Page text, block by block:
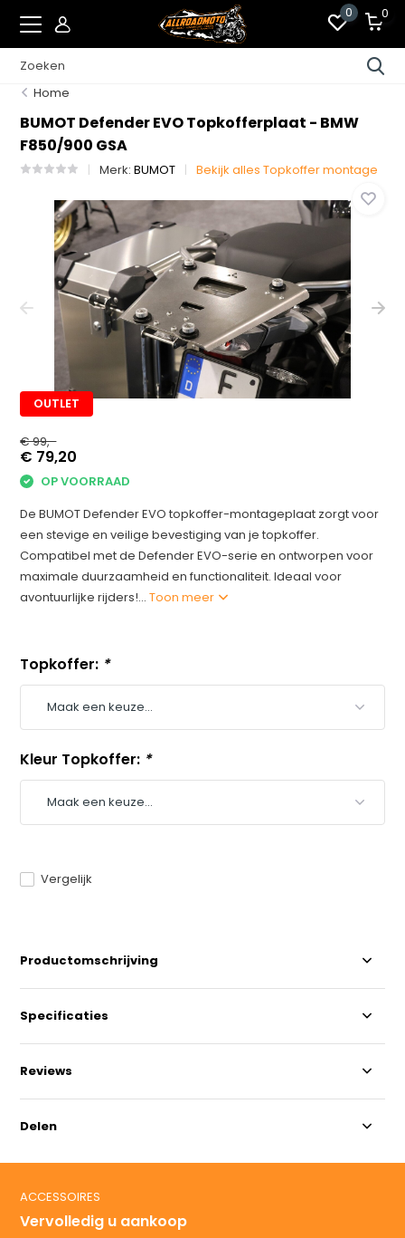
0 0
Home
BUMOT Defender EVO Topkofferplaat - BMW
F850/900 GSA
Merk:BUMOT Bekijk alles Topkoffer montage
OUTLET
€ 99,-
€ 79,20
OP VOORRAAD
De BUMOT Defender EVO topkoffer-montageplaat zorgt voor
een stevige en veilige bevestiging van je topkoffer.
Compatibel met de Defender EVO-serie en ontworpen voor
maximale duurzaamheid en functionaliteit. Ideaal voor
avontuurlijke rijders!...Toon meer
Topkoffer: *
Kleur Topkoffer: *
Vergelijk
Productomschrijving
Specificaties
Reviews
Delen
ACCESSOIRES
Vervolledig u aankoop